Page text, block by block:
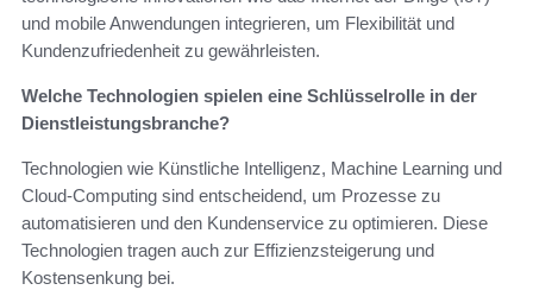
und mobile Anwendungen integrieren, um Flexibilität und
Kundenzufriedenheit zu gewährleisten.
Welche Technologien spielen eine Schlüsselrolle in der
Dienstleistungsbranche?
Technologien wie Künstliche Intelligenz, Machine Learning und
Cloud-Computing sind entscheidend, um Prozesse zu
automatisieren und den Kundenservice zu optimieren. Diese
Technologien tragen auch zur Effizienzsteigerung und
Kostensenkung bei.